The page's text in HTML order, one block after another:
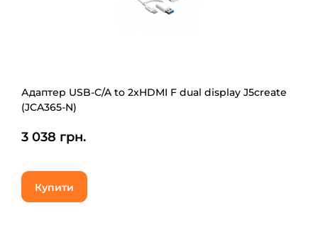
Адаптер USB-C/A to 2xHDMI F dual display J5create
(JCA365-N)
3 038 грн.
Купити